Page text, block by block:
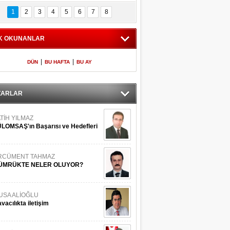
İstanbul
Adaları
600 milletvekilinin
listesi
1 2 3 4 5 6 7 8
OKUNANLAR
DÜN BU HAFTA BU AY
YILMAZ
Başarısı ve Hedefleri
TAHMAZ
NELER OLUYOR?
ALİOĞLU
iletişim